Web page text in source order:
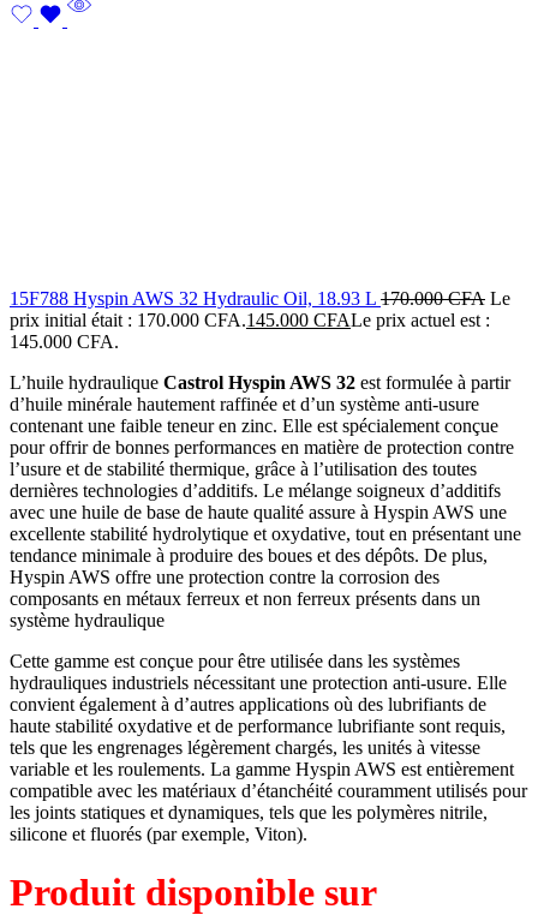
15F788 Hyspin AWS 32 Hydraulic Oil, 18.93 L 170.000CFA Le
prix initial était : 170.000 CFA.145.000 CFALe prix actuel est :
145.000 CFA.
L’huile hydraulique Castrol Hyspin AWS 32 est formulée à partir
d’huile minérale hautement raffinée et d’un système anti-usure
contenant une faible teneur en zinc. Elle est spécialement conçue
pour offrir de bonnes performances en matière de protection contre
l’usure et de stabilité thermique, grâce à l’utilisation des toutes
dernières technologies d’additifs. Le mélange soigneux d’additifs
avec une huile de base de haute qualité assure à Hyspin AWS une
excellente stabilité hydrolytique et oxydative, tout en présentant une
tendance minimale à produire des boues et des dépôts. De plus,
Hyspin AWS offre une protection contre la corrosion des
composants en métaux ferreux et non ferreux présents dans un
système hydraulique
Cette gamme est conçue pour être utilisée dans les systèmes
hydrauliques industriels nécessitant une protection anti-usure. Elle
convient également à d’autres applications où des lubrifiants de
haute stabilité oxydative et de performance lubrifiante sont requis,
tels que les engrenages légèrement chargés, les unités à vitesse
variable et les roulements. La gamme Hyspin AWS est entièrement
compatible avec les matériaux d’étanchéité couramment utilisés pour
les joints statiques et dynamiques, tels que les polymères nitrile,
silicone et fluorés (par exemple, Viton).
Produit disponible sur